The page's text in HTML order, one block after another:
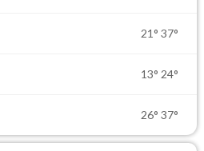
21° 37°
13° 24°
26° 37°